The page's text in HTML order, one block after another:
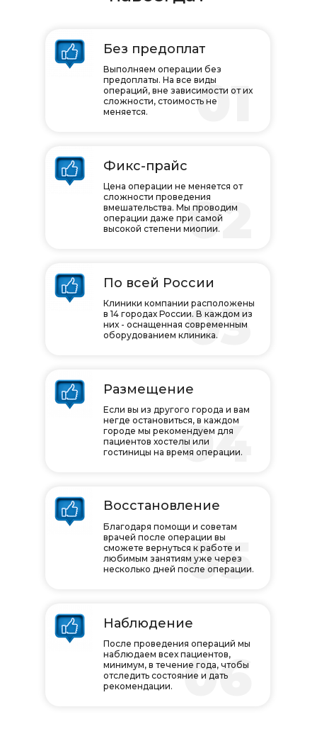
01
02
03
04
05
06
Без предоплат
Выполняем операции без
предоплаты. На все виды
операций, вне зависимости от их
сложности, стоимость не
меняется.
Фикс-прайс
По всей России
Размещение
Восстановление
Наблюдение
Цена операции не меняется от
сложности проведения
вмешательства. Мы проводим
операции даже при самой
высокой степени миопии.
Клиники компании расположены
в 14 городах России. В каждом из
них - оснащенная современным
оборудованием клиника.
Если вы из другого города и вам
негде остановиться, в каждом
городе мы рекомендуем для
пациентов хостелы или
гостиницы на время операции.
Благодаря помощи и советам
врачей после операции вы
сможете вернуться к работе и
любимым занятиям уже через
несколько дней после операции.
После проведения операций мы
наблюдаем всех пациентов,
минимум, в течение года, чтобы
отследить состояние и дать
рекомендации.